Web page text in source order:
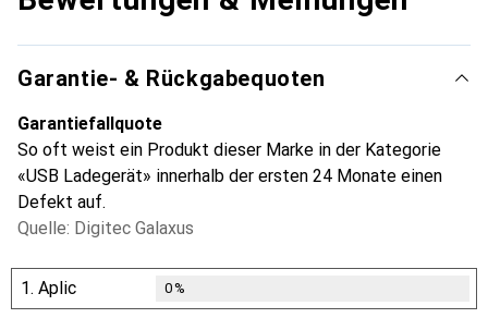
Garantie- & Rückgabequoten
Garantiefallquote
So oft weist ein Produkt dieser Marke in der Kategorie
«USB Ladegerät» innerhalb der ersten 24 Monate einen
Defekt auf.
Quelle: Digitec Galaxus
1. Aplic 0%